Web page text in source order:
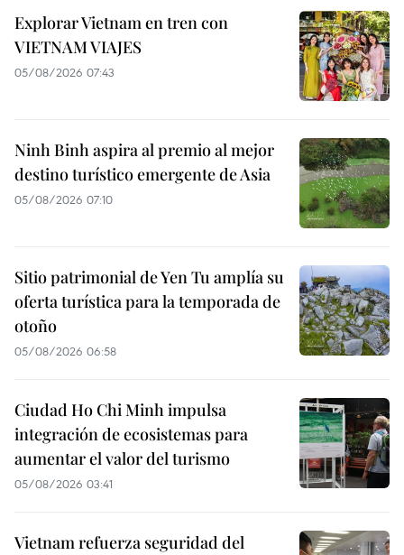
Explorar Vietnam en tren con
VIETNAM VIAJES
05/08/2026 07:43
Ninh Binh aspira al premio al mejor
destino turístico emergente de Asia
05/08/2026 07:10
Sitio patrimonial de Yen Tu amplía su
oferta turística para la temporada de
otoño
05/08/2026 06:58
Ciudad Ho Chi Minh impulsa
integración de ecosistemas para
aumentar el valor del turismo
05/08/2026 03:41
Vietnam refuerza seguridad del